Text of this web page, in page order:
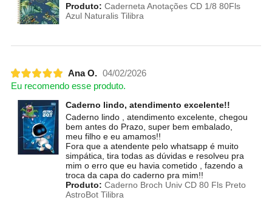
Produto: Caderneta Anotações CD 1/8 80Fls
Azul Naturalis Tilibra
Ana O. 04/02/2026
Eu recomendo esse produto.
Caderno lindo, atendimento excelente!!
Caderno lindo , atendimento excelente, chegou
bem antes do Prazo, super bem embalado,
meu filho e eu amamos!!
Fora que a atendente pelo whatsapp é muito
simpática, tira todas as dúvidas e resolveu pra
mim o erro que eu havia cometido , fazendo a
troca da capa do caderno pra mim!!
Produto: Caderno Broch Univ CD 80 Fls Preto
AstroBot Tilibra